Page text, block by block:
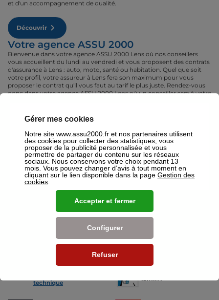
et d'un accompagnement de qualité.
Découvrir
Votre agence ASSU 2000
Bienvenue dans votre agence ASSU 2000 Lens où nos conseillers
vous accueillent du lundi au vendredi et vous proposent des contrats
d'assurance à Lens : auto, moto, santé ou habitation. Quel que soit
votre profil, votre assureur à Lens fera son maximum pour vous
proposer le contrat qu'il vous faut au tarif le plus juste. Rendez-vous
donc dans votre agence ASSU 2000 Lens où un conseiller sera à votre
Nos offres pour les particuliers
Assurance Auto
de conducteurs. Jeunes permis,
conducteurs expérimentés,
malussés ou résiliés : nous avons
des solutions pour chacun.
-15% sur votre
technique
15min !
Gérer mes cookies
Notre site www.assu2000.fr et nos partenaires utilisent
des cookies pour collecter des statistiques, vous
proposer de la publicité personnalisée et vous
permettre de partager du contenu sur les réseaux
sociaux. Nous conservons votre choix pendant 13
mois. Vous pouvez changer d’avis à tout moment en
cliquant sur le lien disponible dans la page Gestion des
cookies
Refuser
Configurer
Accepter et fermer